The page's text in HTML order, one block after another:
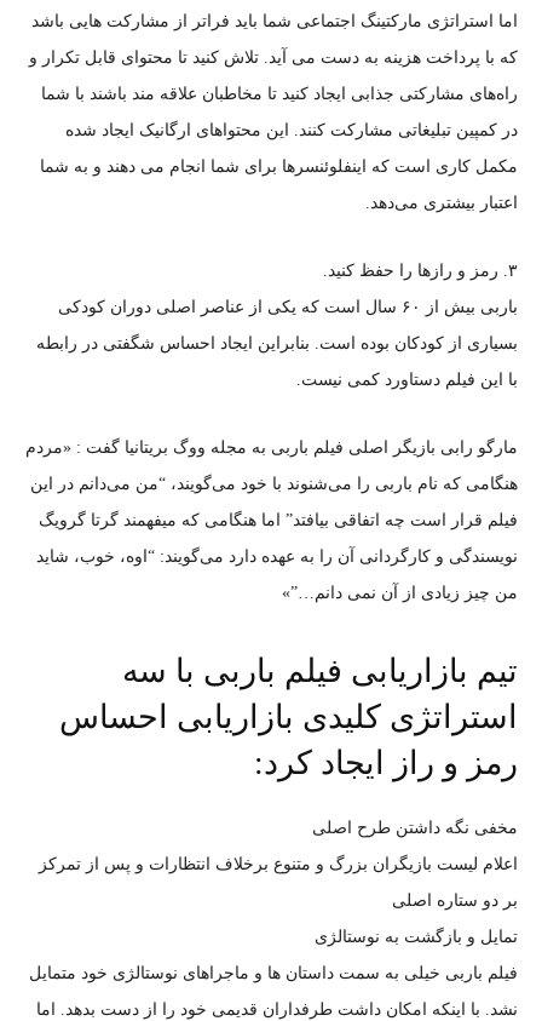
اما استراتژی مارکتینگ اجتماعی شما باید فراتر از مشارکت هایی باشد
که با پرداخت هزینه به دست می آید. تلاش کنید تا محتوای قابل تکرار و
راه‌های مشارکتی جذابی ایجاد کنید تا مخاطبان علاقه مند باشند با شما
در کمپین تبلیغاتی مشارکت کنند. این محتواهای ارگانیک ایجاد شده
مکمل کاری است که اینفلوئنسرها برای شما انجام می دهند و به شما
اعتبار بیشتری می‌دهد.
۳. رمز و رازها را حفظ کنید.
باربی بیش از ۶۰ سال است که یکی از عناصر اصلی دوران کودکی
بسیاری از کودکان بوده است. بنابراین ایجاد احساس شگفتی در رابطه
با این فیلم دستاورد کمی نیست.
مارگو رابی بازیگر اصلی فیلم باربی به مجله ووگ بریتانیا گفت : «مردم
هنگامی که نام باربی را می‌شنوند با خود می‌گویند، “من می‌دانم در این
فیلم قرار است چه اتفاقی بیافتد” اما هنگامی که میفهمند گرتا گرویگ
نویسندگی و کارگردانی آن را به عهده دارد می‌گویند: “اوه، خوب، شاید
من چیز زیادی از آن نمی دانم…”»
تیم بازاریابی فیلم باربی با سه
استراتژی کلیدی بازاریابی احساس
رمز و راز ایجاد کرد:
مخفی نگه داشتن طرح اصلی
اعلام لیست بازیگران بزرگ و متنوع برخلاف انتظارات و پس از تمرکز
بر دو ستاره اصلی
تمایل و بازگشت به نوستالژی
فیلم باربی خیلی به سمت داستان ها و ماجراهای نوستالژی خود متمایل
نشد. با اینکه امکان داشت طرفداران قدیمی خود را از دست بدهد. اما